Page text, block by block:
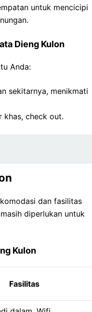
untuk mencicipi
Dieng Kulon
Anda:
sekitarnya, menikmati
khas, check out.
dan fasilitas
diperlukan untuk
Kulon
Fasilitas